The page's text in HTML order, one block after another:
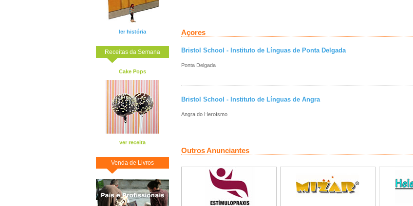
ler história
Receitas da Semana
Cake Pops
ver receita
Venda de Livros
Açores
Bristol School - Instituto de Línguas de Ponta Delgada
Ponta Delgada
Bristol School - Instituto de Línguas de Angra
Angra do Heroísmo
Outros Anunciantes